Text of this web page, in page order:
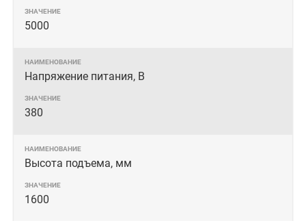
5000
Напряжение питания, В
380
Высота подъема, мм
1600